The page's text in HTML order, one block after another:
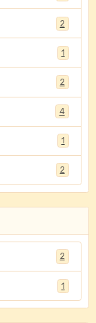
2
1
2
4
1
2
2
1